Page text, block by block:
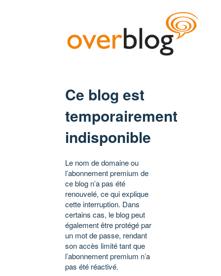
Ce blog est
temporairement
indisponible
Le nom de domaine ou
l’abonnement premium de
ce blog n’a pas été
renouvelé, ce qui explique
cette interruption. Dans
certains cas, le blog peut
également être protégé par
un mot de passe, rendant
son accès limité tant que
l’abonnement premium n’a
pas été réactivé.